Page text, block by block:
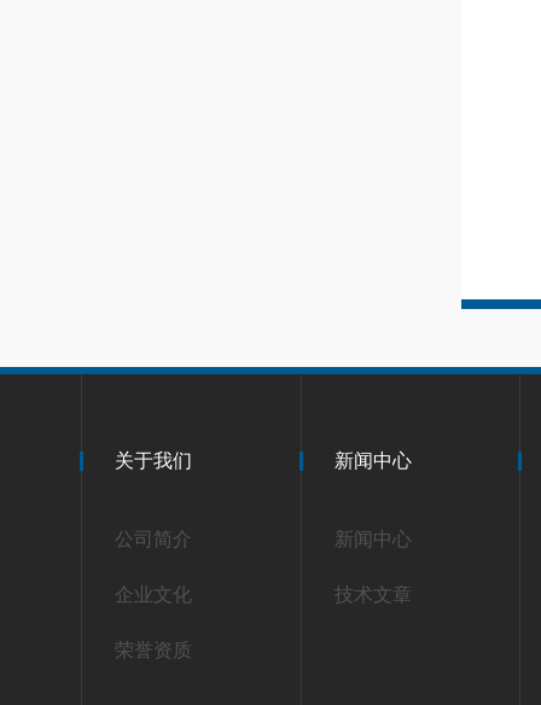
关于我们
公司简介
企业文化
荣誉资质
新闻中心
新闻中心
技术文章